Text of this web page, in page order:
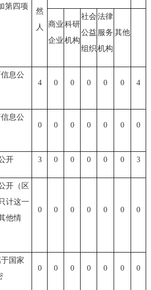
第四项
然
人
商业
企业
科研
机构
社会
公益
组织
法律
服务
机构
其他
息公
4 0 0 0 0 0 4
息公
0 0 0 0 0 0 0
开 3 0 0 0 0 0 3
开（区
计这一
他情
0 0 0 0 0 0 0
国家
0 0 0 0 0 0 0